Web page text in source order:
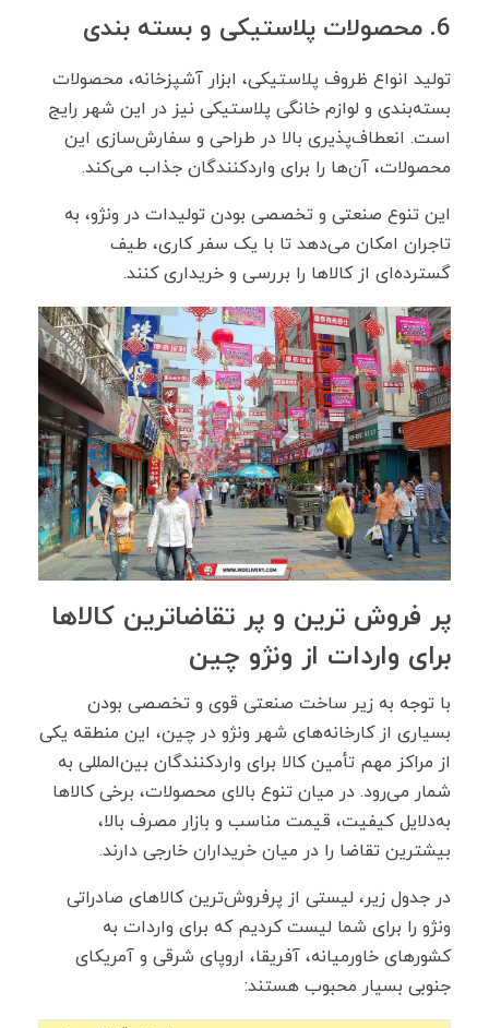
6. محصولات پلاستیکی و بسته‌ بندی
تولید انواع ظروف پلاستیکی، ابزار آشپزخانه، محصولات
بسته‌بندی و لوازم خانگی پلاستیکی نیز در این شهر رایج
است. انعطاف‌پذیری بالا در طراحی و سفارش‌سازی این
محصولات، آن‌ها را برای واردکنندگان جذاب می‌کند.
این تنوع صنعتی و تخصصی بودن تولیدات در ونژو، به
تاجران امکان می‌دهد تا با یک سفر کاری، طیف
گسترده‌ای از کالاها را بررسی و خریداری کنند.
پر فروش ترین و پر تقاضاترین کالاها
برای واردات از ونژو چین
با توجه به زیر ساخت صنعتی قوی و تخصصی بودن
بسیاری از کارخانه‌های شهر ونژو در چین، این منطقه یکی
از مراکز مهم تأمین کالا برای واردکنندگان بین‌المللی به
‌شمار می‌رود. در میان تنوع بالای محصولات، برخی کالاها
به‌دلایل کیفیت، قیمت مناسب و بازار مصرف بالا،
بیشترین تقاضا را در میان خریداران خارجی دارند.
در جدول زیر، لیستی از پرفروش‌ترین کالاهای صادراتی
ونژو را برای شما لیست کردیم که برای واردات به
کشورهای خاورمیانه، آفریقا، اروپای شرقی و آمریکای
جنوبی بسیار محبوب هستند: